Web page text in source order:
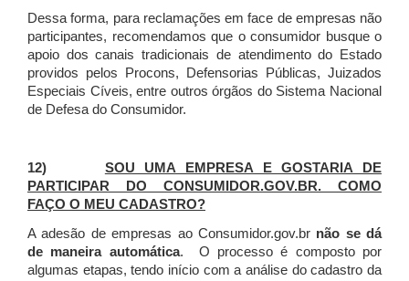
Dessa forma, para reclamações em face de empresas não
participantes, recomendamos que o consumidor busque o
apoio dos canais tradicionais de atendimento do Estado
providos pelos Procons, Defensorias Públicas, Juizados
Especiais Cíveis, entre outros órgãos do Sistema Nacional
de Defesa do Consumidor.
12) SOU UMA EMPRESA E GOSTARIA DE
PARTICIPAR DO CONSUMIDOR.GOV.BR. COMO
FAÇO O MEU CADASTRO?
A adesão de empresas ao Consumidor.gov.br não se dá
de maneira automática. O processo é composto por
algumas etapas, tendo início com a análise do cadastro da